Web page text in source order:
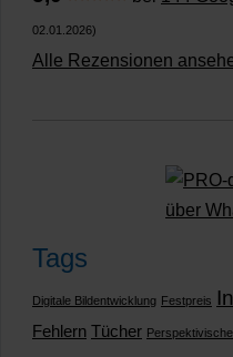
02.01.2026)
Alle Rezensionen
Tags
Digitale Bildentwicklung Festpreis
Fehlern Tücher